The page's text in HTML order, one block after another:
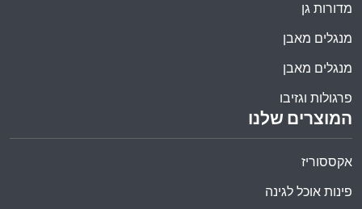
המוצרים שלנו
אקססוריז
פינות אוכל לגינה
מדורות גן
מנגלים מאבן
מנגלים מאבן
פרגולות וגזיבו